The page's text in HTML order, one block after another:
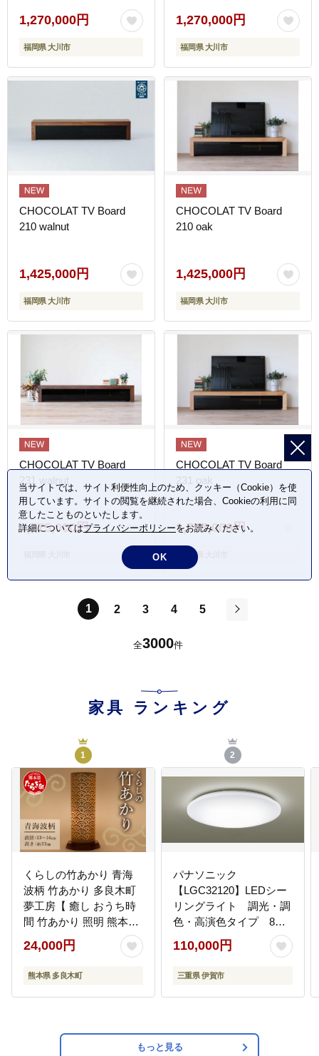
1,270,000円
福岡県 大川市
1,270,000円
福岡県 大川市
CHOCOLAT TV Board
210 walnut
1,425,000円
福岡県 大川市
CHOCOLAT TV Board
210 oak
1,425,000円
福岡県 大川市
CHOCOLAT TV Board
231 walnut
1,775,000円
CHOCOLAT TV Board
231 oak
1,775,000円
福岡県 大川市
1 2 3 4
5
全3000件
家具 ランキング
1
くらしの竹あかり 青海
波柄 竹あかり 多良木町
夢工房【 癒し おうち時
間 竹あかり 照明 熊本県
多良木町産 手作り 】
002-0067
24,000円
熊本県 多良木町
2
パナソニック
【LGC32120】LEDシー
リングライト 調光・調
色・高演色タイプ 8畳
用【senk0015】
110,000円
三重県 伊賀市
もっと見る
当サイトでは、サイト利便性向上のため、クッキー（Cookie）を使
用しています。サイトの閲覧を継続された場合、Cookieの利用に同
意したことものといたします。
詳細についてはプライバシーポリシーをお読みください。
OK